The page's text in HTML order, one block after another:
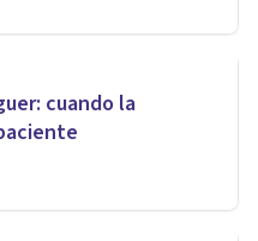
cuando la